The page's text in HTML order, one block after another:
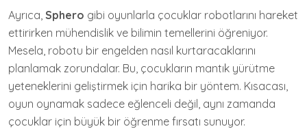
Ayrıca, Sphero gibi oyunlarla çocuklar robotlarını hareket
ettirirken mühendislik ve bilimin temellerini öğreniyor.
Mesela, robotu bir engelden nasıl kurtaracaklarını
planlamak zorundalar. Bu, çocukların mantık yürütme
yeteneklerini geliştirmek için harika bir yöntem. Kısacası,
oyun oynamak sadece eğlenceli değil, aynı zamanda
çocuklar için büyük bir öğrenme fırsatı sunuyor.